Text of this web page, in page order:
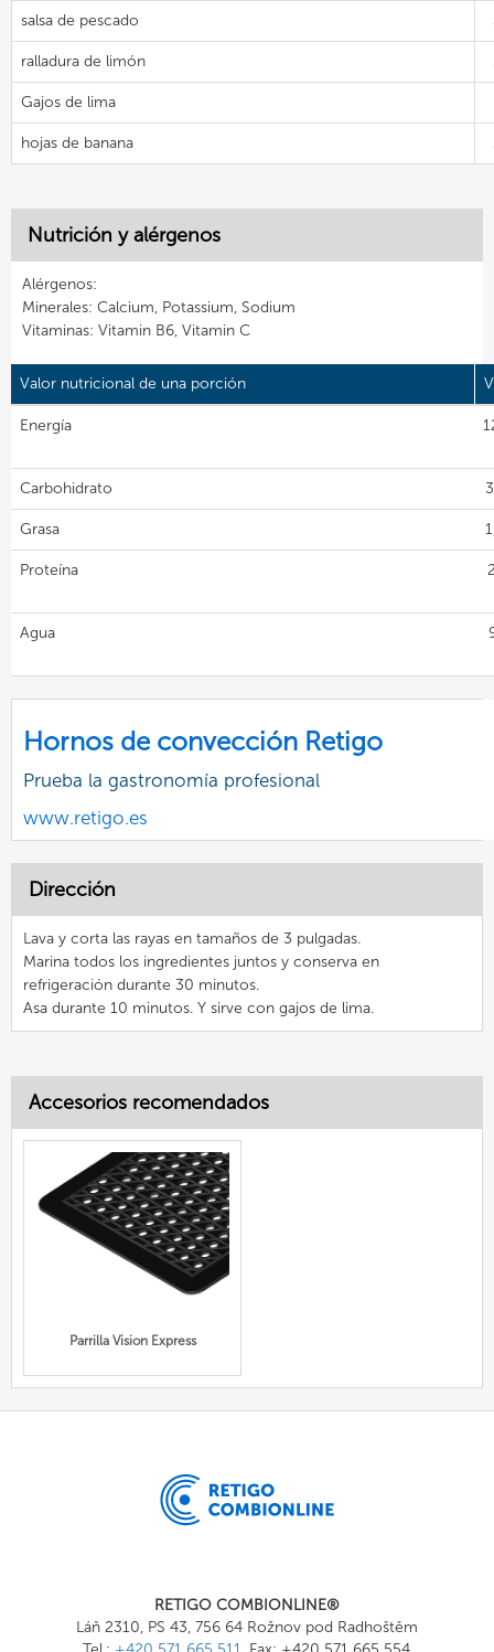
salsa de pescado
ralladura de limón
Gajos de lima
hojas de banana
Nutrición y alérgenos
Alérgenos:
Minerales: Calcium, Potassium, Sodium
Vitaminas: Vitamin B6, Vitamin C
Valor nutricional de una porción
Energía
Carbohidrato
Grasa
Proteína
Agua
Hornos de convección Retigo
Prueba la gastronomía profesional
www.retigo.es
Dirección
Lava y corta las rayas en tamaños de 3 pulgadas.
Marina todos los ingredientes juntos y conserva en
refrigeración durante 30 minutos.
Asa durante 10 minutos. Y sirve con gajos de lima.
Accesorios recomendados
Parrilla Vision Express
RETIGO COMBIONLINE®
Láň 2310, PS 43, 756 64 Rožnov pod Radhoštěm